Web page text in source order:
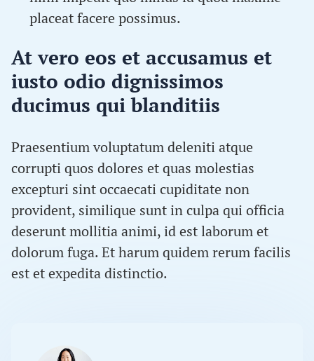
placeat facere possimus.
At vero eos et accusamus et
iusto odio dignissimos
ducimus qui blanditiis
Praesentium voluptatum deleniti atque
corrupti quos dolores et quas molestias
excepturi sint occaecati cupiditate non
provident, similique sunt in culpa qui officia
deserunt mollitia animi, id est laborum et
dolorum fuga. Et harum quidem rerum facilis
est et expedita distinctio.